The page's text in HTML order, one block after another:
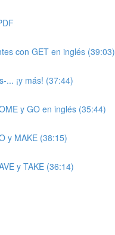
con GET en inglés (39:03)
... ¡y más! (37:44)
y GO en inglés (35:44)
y MAKE (38:15)
y TAKE (36:14)